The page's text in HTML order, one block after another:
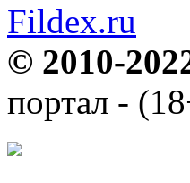
Fildex.ru
© 2010-
портал -